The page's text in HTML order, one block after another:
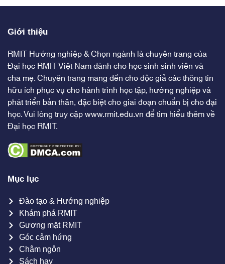
Giới thiệu
RMIT Hướng nghiệp & Chọn ngành là chuyên trang của
Đại học RMIT Việt Nam dành cho học sinh sinh viên và
cha mẹ. Chuyên trang mang đến cho độc giả các thông tin
hữu ích phục vụ cho hành trình học tập, hướng nghiệp và
phát triển bản thân, đặc biệt cho giai đoạn chuẩn bị cho đại
học. Vui lòng truy cậpwww.rmit.edu.vnđể tìm hiểu thêm về
Đại học RMIT.
Mục lục
Đào tạo & Hướng nghiệp
Khám phá RMIT
Gương mặt RMIT
Góc cảm hứng
Châm ngôn
Sách hay